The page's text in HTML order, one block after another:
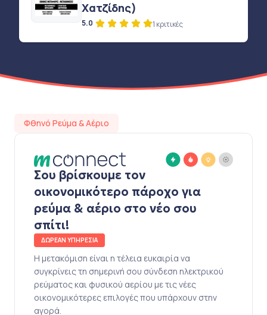
Χατζίδης)
5.0 1 κριτικές
Φθηνό Ρεύμα & Αέριο
Σου βρίσκουμε τον
οικονομικότερο πάροχο για
ρεύμα & αέριο στο νέο σου
σπίτι!
ΔΩΡΕΑΝ ΥΠΗΡΕΣΙΑ
Η μετακόμιση είναι η τέλεια ευκαιρία να
συγκρίνεις τη σημερινή σου σύνδεση ηλεκτρικού
ρεύματος και φυσικού αερίου με τις νέες
οικονομικότερες επιλογές που υπάρχουν στην
αγορά.